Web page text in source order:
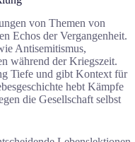
von Themen von
Echos der Vergangenheit.
Antisemitismus,
während der Kriegszeit.
Tiefe und gibt Kontext für
hebt Kämpfe
die Gesellschaft selbst